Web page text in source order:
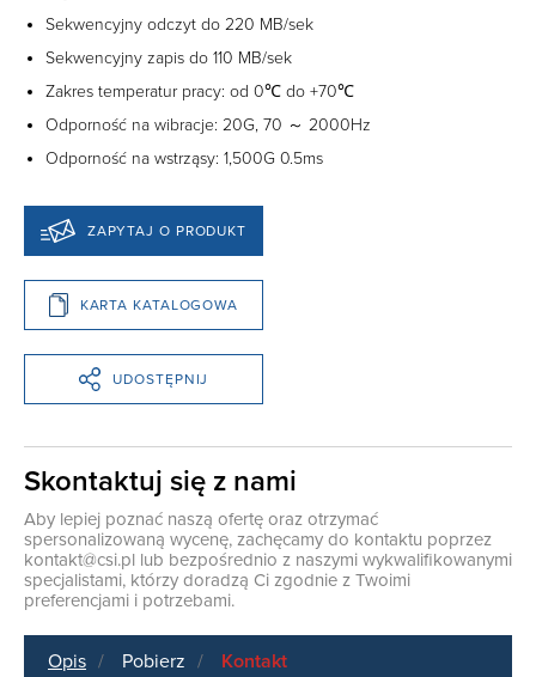
Sekwencyjny odczyt do 220 MB/sek
Sekwencyjny zapis do 110 MB/sek
Zakres temperatur pracy: od 0℃ do +70℃
Odporność na wibracje: 20G, 70 ～ 2000Hz
Odporność na wstrząsy: 1,500G 0.5ms
ZAPYTAJ O PRODUKT
KARTA KATALOGOWA
UDOSTĘPNIJ
Skontaktuj się z nami
Aby lepiej poznać naszą ofertę oraz otrzymać
spersonalizowaną wycenę, zachęcamy do kontaktu poprzez
kontakt@csi.pl lub bezpośrednio z naszymi wykwalifikowanymi
specjalistami, którzy doradzą Ci zgodnie z Twoimi
preferencjami i potrzebami.
Opis Pobierz Kontakt